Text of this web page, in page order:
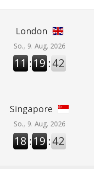
London
So., 9. Aug. 2026
11 :19 :43
Singapore
So., 9. Aug. 2026
18 :19 :43